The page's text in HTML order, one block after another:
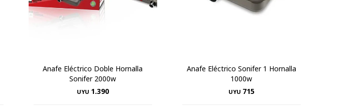
Anafe Eléctrico Doble Hornalla
Sonifer 2000w
UYU 1.390
Anafe Eléctrico Sonifer 1 Hornalla
1000w
UYU 715